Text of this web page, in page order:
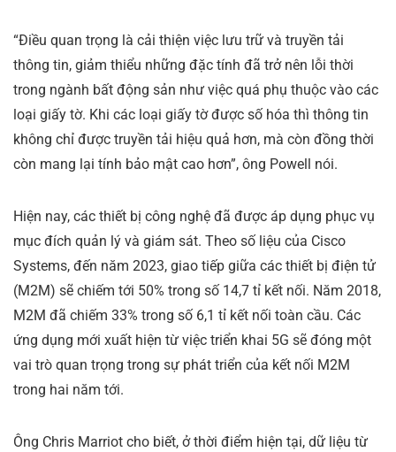
“Điều quan trọng là cải thiện việc lưu trữ và truyền tải
thông tin, giảm thiểu những đặc tính đã trở nên lỗi thời
trong ngành bất động sản như việc quá phụ thuộc vào các
loại giấy tờ. Khi các loại giấy tờ được số hóa thì thông tin
không chỉ được truyền tải hiệu quả hơn, mà còn đồng thời
còn mang lại tính bảo mật cao hơn”, ông Powell nói.
Hiện nay, các thiết bị công nghệ đã được áp dụng phục vụ
mục đích quản lý và giám sát. Theo số liệu của Cisco
Systems, đến năm 2023, giao tiếp giữa các thiết bị điện tử
(M2M) sẽ chiếm tới 50% trong số 14,7 tỉ kết nối. Năm 2018,
M2M đã chiếm 33% trong số 6,1 tỉ kết nối toàn cầu. Các
ứng dụng mới xuất hiện từ việc triển khai 5G sẽ đóng một
vai trò quan trọng trong sự phát triển của kết nối M2M
trong hai năm tới.
Ông Chris Marriot cho biết, ở thời điểm hiện tại, dữ liệu từ